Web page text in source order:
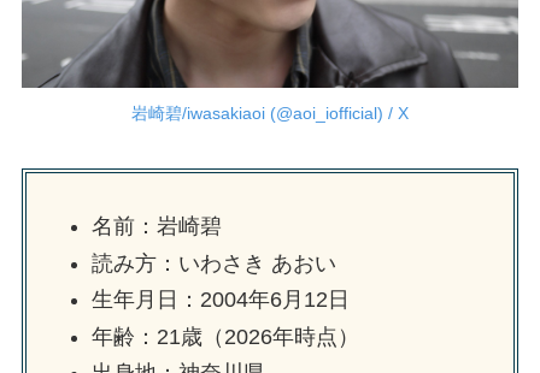
岩崎碧/iwasakiaoi (@aoi_iofficial) / X
名前：岩崎碧
読み方：いわさき あおい
生年月日：2004年6月12日
年齢：21歳（2026年時点）